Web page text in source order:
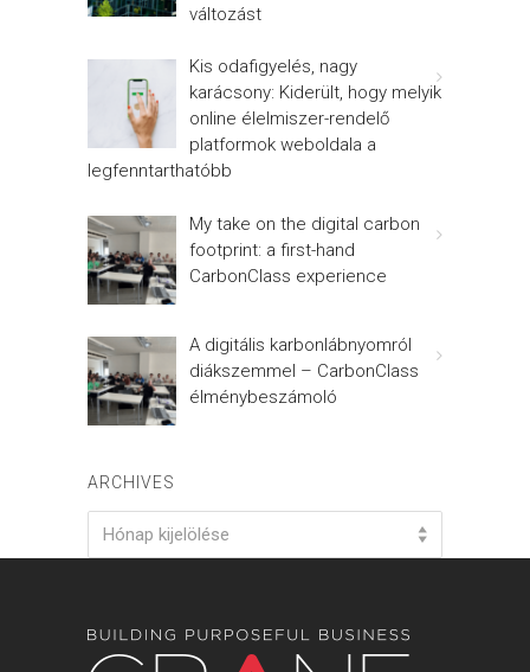
változást
Kis odafigyelés, nagy
karácsony: Kiderült, hogy melyik
online élelmiszer-rendelő
platformok weboldala a
legfenntarthatóbb
My take on the digital carbon
footprint: a first-hand
CarbonClass experience
A digitális karbonlábnyomról
diákszemmel – CarbonClass
élménybeszámoló
ARCHIVES
Archives
Hónap kijelölése